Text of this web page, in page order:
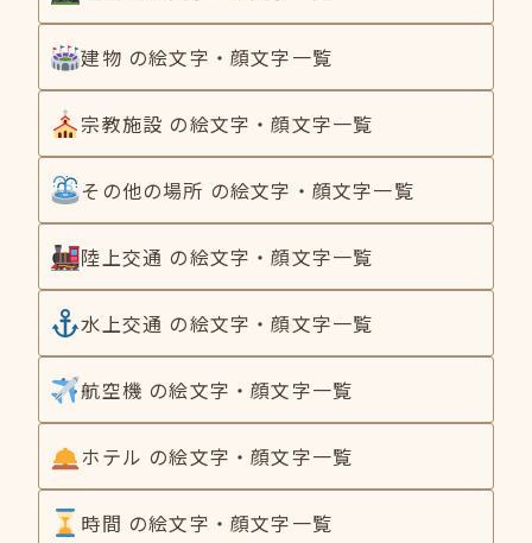
建物 の絵文字・顔文字一覧
宗教施設 の絵文字・顔文字一覧
その他の場所 の絵文字・顔文字一覧
陸上交通 の絵文字・顔文字一覧
水上交通 の絵文字・顔文字一覧
航空機 の絵文字・顔文字一覧
ホテル の絵文字・顔文字一覧
時間 の絵文字・顔文字一覧